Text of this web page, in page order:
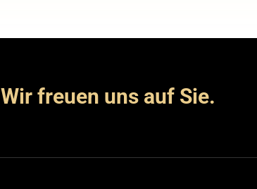
Wir freuen uns auf Sie.